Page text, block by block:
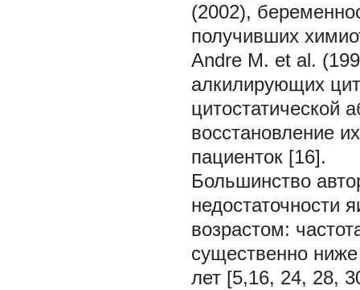
(2002),
получивших
Andre M. et al.
алкилирующих
цитостатической
восстановление
пациенток [16].
Большинство
недостаточности
возрастом:
существенно
лет [5,16, 24, 28,